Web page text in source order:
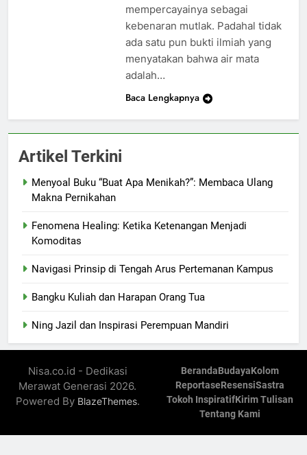
mempercayainya sebagai
kebenaran mutlak. Padahal tidak
ada satu pun bukti ilmiah yang
menyatakan bahwa air mata
adalah…
Baca Lengkapnya
Artikel Terkini
Menyoal Buku “Buat Apa Menikah?”: Membaca Ulang
Makna Pernikahan
Fenomena Healing: Ketika Ketenangan Menjadi
Komoditas
Navigasi Prinsip di Tengah Arus Pertemanan Kampus
Bangku Kuliah dan Harapan Orang Tua
Ning Jazil dan Inspirasi Perempuan Mandiri
Nisa.co.id - Dedikasi
Merawat Generasi 2026.
Powered By BlazeThemes.
BerandaBudayaKolom
ReportaseResensiSastra
Tokoh InspiratifKirim Tulisan
Tentang Kami